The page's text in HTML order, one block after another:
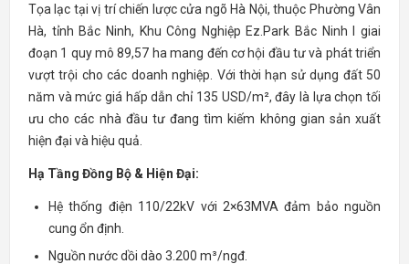
Tọa lạc tại vị trí chiến lược cửa ngõ Hà Nội, thuộc Phường Vân
Hà, tỉnh Bắc Ninh, Khu Công Nghiệp Ez.Park Bắc Ninh I giai
đoạn 1 quy mô 89,57 ha mang đến cơ hội đầu tư và phát triển
vượt trội cho các doanh nghiệp. Với thời hạn sử dụng đất 50
năm và mức giá hấp dẫn chỉ 135 USD/m², đây là lựa chọn tối
ưu cho các nhà đầu tư đang tìm kiếm không gian sản xuất
hiện đại và hiệu quả.
Hạ Tầng Đồng Bộ & Hiện Đại:
Hệ thống điện 110/22kV với 2×63MVA đảm bảo nguồn
cung ổn định.
Nguồn nước dồi dào 3.200 m³/ngđ.